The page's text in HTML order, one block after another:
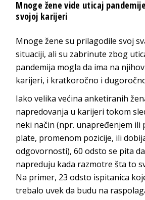
Mnoge žene vide uticaj
svojoj karijeri
Mnoge žene su prilagodile svoj
situaciji, ali su zabrinute zbog
pandemija mogla da ima na
karijeri, i kratkoročno i
Iako velika većina anketiranih
napredovanja u karijeri tokom
neki način (npr. unapređenjem ili
plate, promenom pozicije, ili
odgovornosti), 60 odsto se pita
napreduju kada razmotre šta to
Na primer, 23 odsto ispitanica
trebalo uvek da budu na